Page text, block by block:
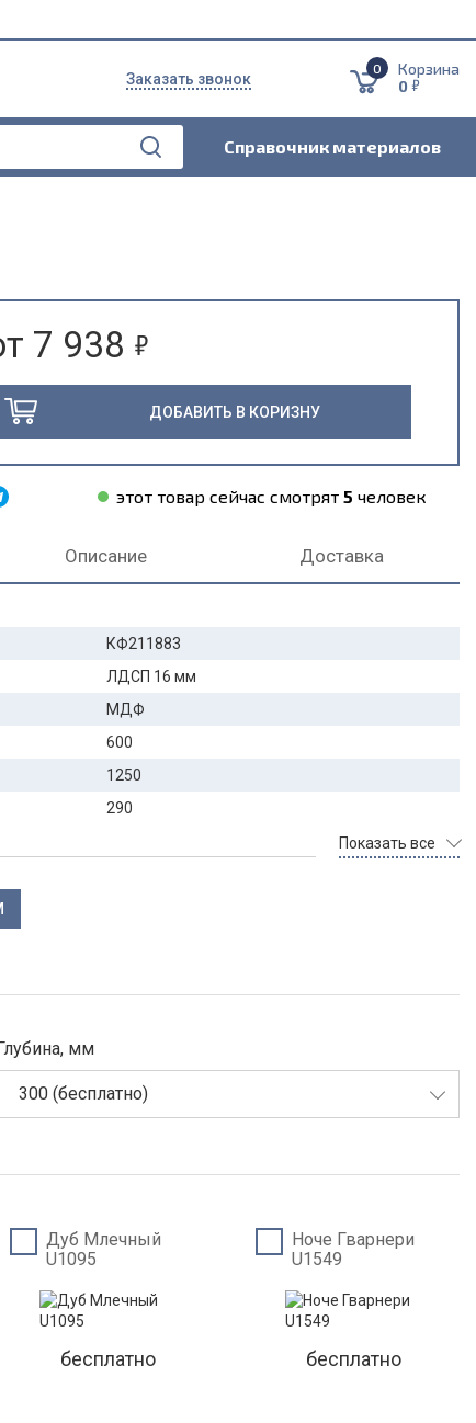
Заказать звонок
0
Корзина
0 5
Справочник материалов
7 938 5
ДОБАВИТЬ В КОРИЗНУ
этот товар сейчас смотрят 5 человек
Описание Доставка
КФ211883
ЛДСП 16 мм
МДФ
600
1250
290
Показать все
мм
300 (бесплатно)
Дуб Млечный
U1095
бесплатно
Ноче Гварнери
U1549
бесплатно